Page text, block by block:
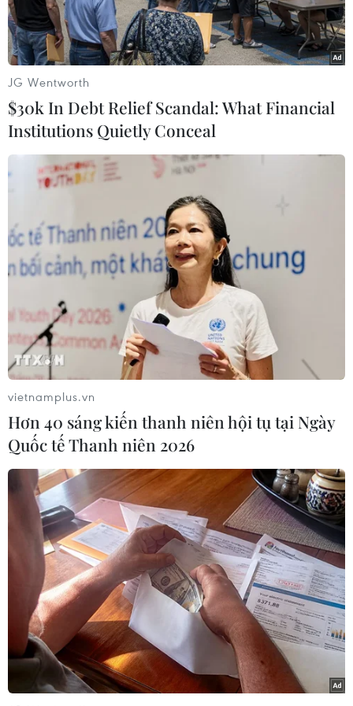
Tòa nhà trụ sở Ngân hàng Trung ương châu Âu (ECB) tại
Frankfurt am Main, miền Tây Đức ngày 3/2/2022. (Ảnh:
AFP/TTXVN)
Ngày 23/3, Ngân hàng Trung ương châu Âu
(ECB) cho biết đang đạt được tiến bộ trong việc
giảm lượng khí thải carbon trong danh mục đầu
tư của ngân hàng này đối với trái phiếu các
doanh nghiệp khổng lồ.
Đây là một phần trong những nỗ lực nhằm
"xanh hóa" mảng tài chính của ECB, cũng như
nhằm chống biến đổi khí hậu.
những chi tiết về tác động đối với khí hậu trong
việc nắm giữ lượng lớn trái phiếu doanh nghiệp
của ngân hàng này vốn được tích lũy qua nhiều
năm chống khủng hoảng trong Khu vực đồng
tiền chung châu Âu (Eurozone).
Báo cáo cho thấy, mặc dù tổng lượng khí thải
nhà kính trong danh mục đầu tư trái phiếu
doanh nghiệp của ECB đã tăng những năm gần
đây khi ngân hàng này tăng mua nợ xấu nhằm
thúc đẩy nền kinh tế Eurozone, nhưng lượng
JG Wentworth
$30k In Debt Relief Scandal: What Financial
Institutions Quietly Conceal
vietnamplus.vn
Hơn 40 sáng kiến thanh niên hội tụ tại Ngày
Quốc tế Thanh niên 2026